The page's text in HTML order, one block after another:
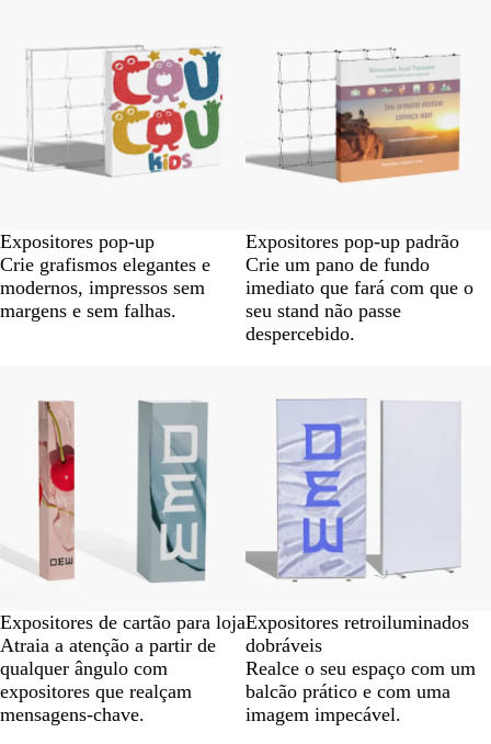
Expositores pop-up
Crie grafismos elegantes e
modernos, impressos sem
margens e sem falhas.
Expositores pop-up padrão
Crie um pano de fundo
imediato que fará com que o
seu stand não passe
despercebido.
Expositores de cartão para loja
Atraia a atenção a partir de
qualquer ângulo com
expositores que realçam
mensagens-chave.
Expositores retroiluminados
dobráveis
Realce o seu espaço com um
balcão prático e com uma
imagem impecável.